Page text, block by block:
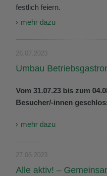
festlich feiern.
mehr dazu
26.07.2023
Umbau
Vom 31.07.23 bis zum
Besucher/-innen
mehr dazu
27.06.2023
Alle aktiv! –